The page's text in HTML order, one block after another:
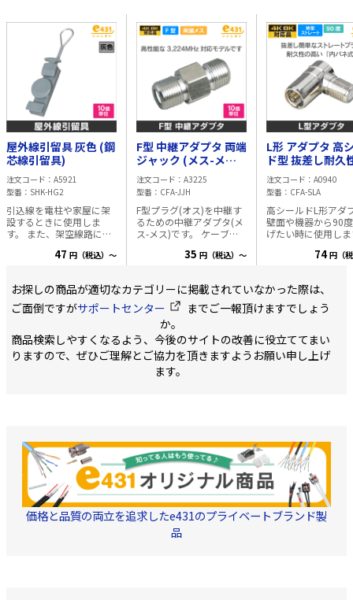
証明書 保証期間:1年間保
証 **************安心保
障サービス
****************
日より10日以内の
可能です! ・使用上の問題
がある ・使い勝手
などなど、ご使用
記の様な問題があ
ご購入日より10日
あれば、ご返品可
す。 (弊社までの送
屋外線引留具 灰色 (鋼
芯線引留具)
注文コード
A5921
型番
SHK-HG2
引込線を電柱や家屋に架
設するときに使用しま
す。 また、架空線路にお
建造物に引込む際に 使用
サイズ:長さ136mm製品
の金属部分に白錆が発生
している場合、お客様に
お使いいただけます。 白
錆は、一般的に金属表面
に空気中の水分や酸素と
47 円（税込）～
F型 中継アダプタ 両端
ジャック (メス-メス
J-J) 4K8K対応
3,224MHz
注文コード
A3225
型番
CFA-JJH
F型プラグ(オス)を中継す
るための中継アダプタ(メ
ス-メス)です。 ケーブル
ルに接続されているF型接
特徴 ・抜差しによる耐久
性の強い内部構造 ・対応
周波数 10～3,224MHz ・
VSWR 1.3以下
35 円（税込）～
L形 アダプタ 高
ド型 抜差し耐久性が
UP 【4K8K対応
注文コード
A0940
型番
CFA-SLA
高シールドL形アダ
壁面や機器から90
げたい時に使用し
えるのに便利な商
性の高い内バネ式
し、繰返しの抜き
強い構造です。 ネジ切り
型ジャック機器に
が可能です。 ・対応周波
数 10～
74 円（
お探しの商品が適切なカテゴリーに掲載されていなかった際は、
ご面倒ですがサポートセンター
までご一報頂けますでしょう
か。
商品検索しやすくなるよう、今後のサイトの改善に役立ててまい
りますので、ぜひご理解とご協力を頂きますようお願い申し上げ
ます。
価格と品質の両立を追求したe431のプライベートブランド製
品